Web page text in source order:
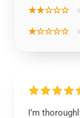
★★☆☆☆
★☆☆☆☆
I’m